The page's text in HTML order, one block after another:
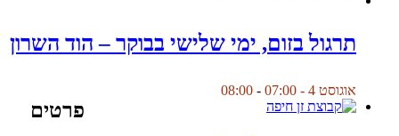
תרגול בזום, ימי שלישי בבוקר – הוד השרון
אוגוסט 4 - 07:00 -
08:00
פרטים